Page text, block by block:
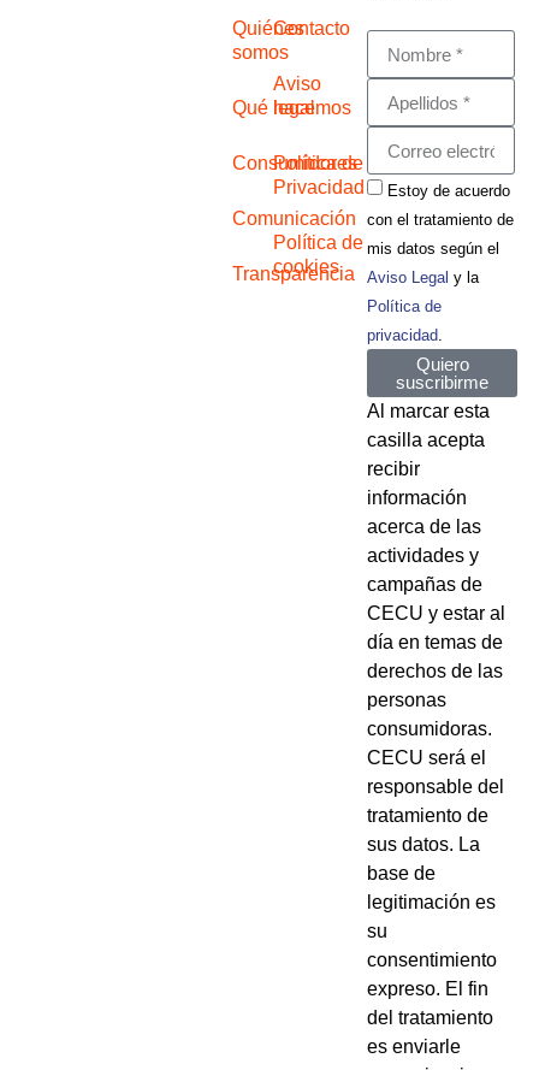
Quiénes
somos
Qué hacemos
Consumidores
Comunicación
Transparencia
Contacto
Aviso
legal
Política de
Privacidad
Política de
cookies
Estoy de acuerdo
con el tratamiento de
mis datos según el
Aviso Legal y la
Política de
privacidad
Quiero
suscribirme
Al marcar esta
casilla acepta
recibir
información
acerca de las
actividades y
campañas de
CECU y estar al
día en temas de
derechos de las
personas
consumidoras.
CECU será el
responsable del
tratamiento de
sus datos. La
base de
legitimación es
su
consentimiento
expreso. El fin
del tratamiento
es enviarle